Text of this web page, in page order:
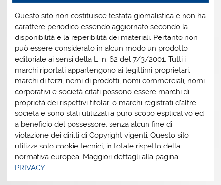
Questo sito non costituisce testata giornalistica e non ha
carattere periodico essendo aggiornato secondo la
disponibilità e la reperibilità dei materiali. Pertanto non
può essere considerato in alcun modo un prodotto
editoriale ai sensi della L. n. 62 del 7/3/2001. Tutti i
marchi riportati appartengono ai legittimi proprietari;
marchi di terzi, nomi di prodotti, nomi commerciali, nomi
corporativi e società citati possono essere marchi di
proprietà dei rispettivi titolari o marchi registrati d’altre
società e sono stati utilizzati a puro scopo esplicativo ed
a beneficio del possessore, senza alcun fine di
violazione dei diritti di Copyright vigenti. Questo sito
utilizza solo cookie tecnici, in totale rispetto della
normativa europea. Maggiori dettagli alla pagina:
PRIVACY